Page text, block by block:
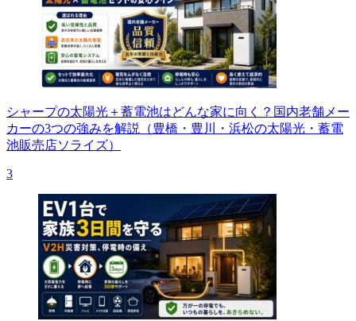
シャープの太陽光＋蓄電池はどんな家に向く？国内老舗メー
カーの3つの強みを解説（豊橋・豊川・浜松の太陽光・蓄電
池販売店ソライズ）
3